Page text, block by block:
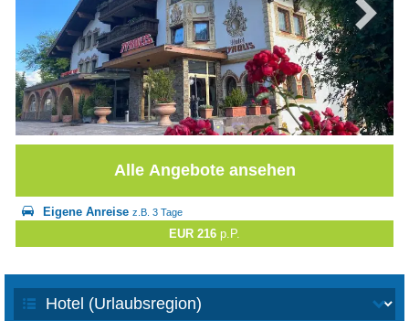
Alle Angebote ansehen
Eigene Anreise z.B. 3 Tage
EUR 216 p.P.